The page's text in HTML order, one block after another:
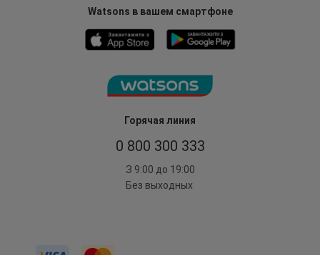
Горячая линия
0 800 300 333
З 9:00 до 19:00
Без выходных
Watsons в вашем смартфоне